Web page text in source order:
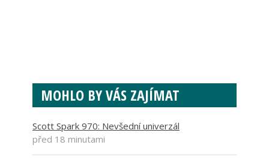
MOHLO BY VÁS ZAJÍMAT
Scott Spark 970: Nevšední univerzál
před 18 minutami